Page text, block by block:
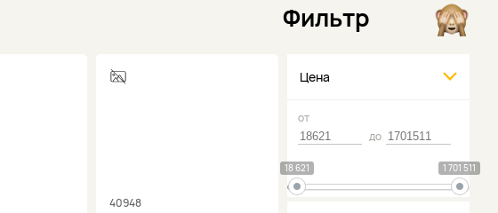
Фильтр
40948
Цена
от
до
18 621 1 701 511